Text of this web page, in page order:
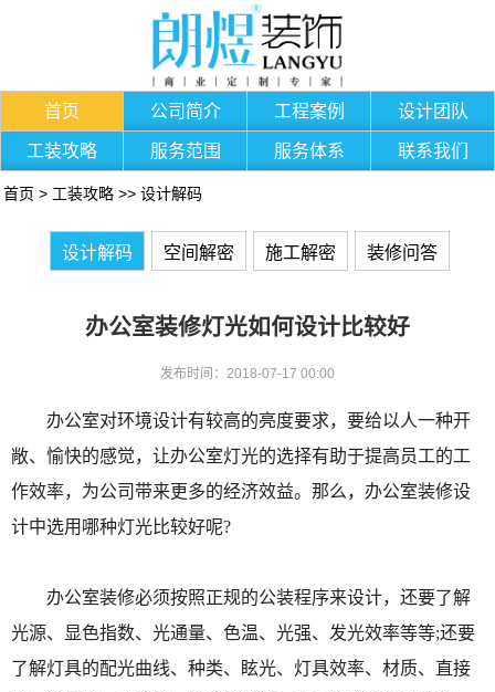
首页 公司简介 工程案例 设计团队
工装攻略 服务范围 服务体系 联系我们
首页 > 工装攻略 >> 设计解码
设计解码 空间解密 施工解密 装修问答
办公室装修灯光如何设计比较好
发布时间：2018-07-17 00:00
办公室对环境设计有较高的亮度要求，要给以人一种开
敞、愉快的感觉，让办公室灯光的选择有助于提高员工的工
作效率，为公司带来更多的经济效益。那么，办公室装修设
计中选用哪种灯光比较好呢?
办公室装修必须按照正规的公装程序来设计，还要了解
光源、显色指数、光通量、色温、光强、发光效率等等;还要
了解灯具的配光曲线、种类、眩光、灯具效率、材质、直接